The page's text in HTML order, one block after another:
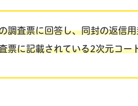
調査票に回答し、同封の返信
票に記載されている2次元コー